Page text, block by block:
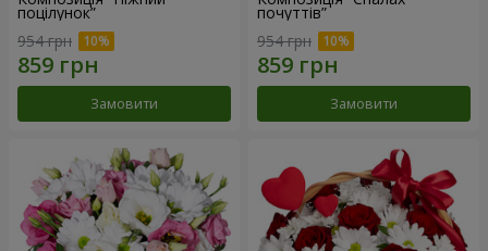
поцілунок”
954 грн
Замовити
почуттів”
954 грн
Замовити